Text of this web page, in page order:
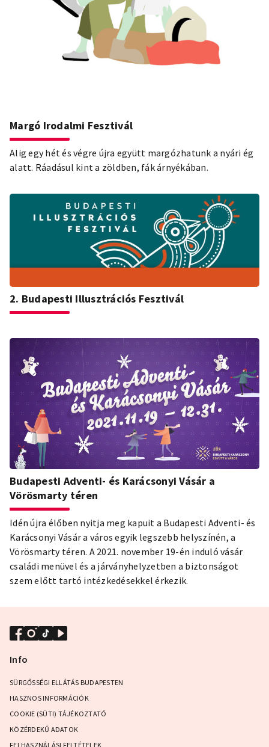
Margó Irodalmi Fesztivál
Alig egy hét és végre újra együtt margózhatunk a nyári ég
alatt. Ráadásul kint a zöldben, fák árnyékában.
2. Budapesti Illusztrációs Fesztivál
Budapesti Adventi- és Karácsonyi Vásár a
Vörösmarty téren
Idén újra élőben nyitja meg kapuit a Budapesti Adventi- és
Karácsonyi Vásár a város egyik legszebb helyszínén, a
Vörösmarty téren. A 2021. november 19-én induló vásár
családi menüvel és a járványhelyzetben a biztonságot
szem előtt tartó intézkedésekkel érkezik.
Info
SÜRGŐSSÉGI ELLÁTÁS BUDAPESTEN
HASZNOS INFORMÁCIÓK
COOKIE (SÜTI) TÁJÉKOZTATÓ
KÖZÉRDEKŰ ADATOK
FELHASZNÁLÁSI FELTÉTELEK